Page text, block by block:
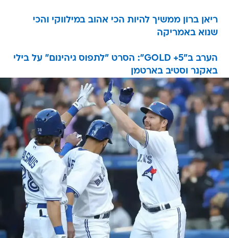
ריאן ברון ממשיך להיות הכי אהוב במילווקי והכי
שנוא באמריקה
הערב ב"5+ GOLD": הסרט "לתפוס גיהינום" על בילי
באקנר וסטיב בארטמן